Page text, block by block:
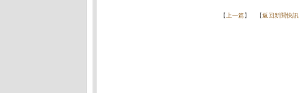
【上一篇】 【返回新聞快訊